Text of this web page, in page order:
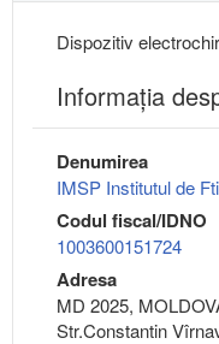
Dispozitiv
Informaţia
Denumirea
IMSP Institutul de
Codul fiscal/IDNO
1003600151724
Adresa
MD 2025,
Str.Constantin